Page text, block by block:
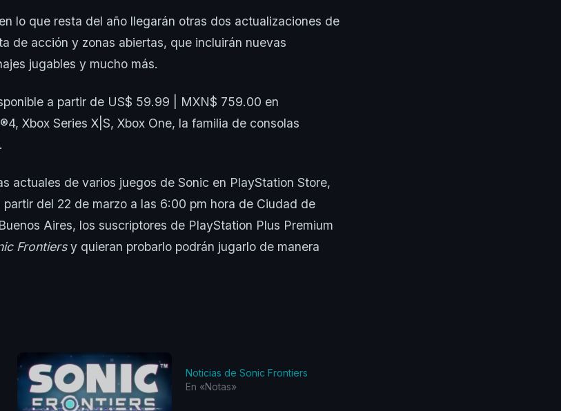
lo que resta del año llegarán otras dos actualizaciones de
de acción y zonas abiertas, que incluirán nuevas
jugables y mucho más.
a partir de US$ 59.99 | MXN$ 759.00 en
Xbox Series X|S, Xbox One, la familia de consolas
actuales de varios juegos de Sonic en PlayStation Store,
del 22 de marzo a las 6:00 pm hora de Ciudad de
Aires, los suscriptores de PlayStation Plus Premium
Frontiersy quieran probarlo podrán jugarlo de manera
Noticias de Sonic Frontiers
En «Notas»